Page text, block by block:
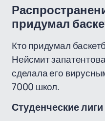
придумал
Кто придумал
Нейсмит
сделала его
7000 школ.
Студенческие